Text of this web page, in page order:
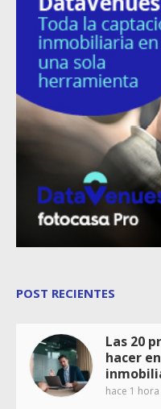
POST RECIENTES
Las 20
hacer
hace 1 hora